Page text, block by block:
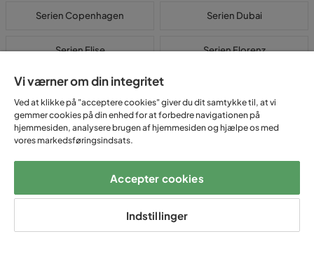
Serien Copenhagen Serien Dubai
Serien Elise Serien Florenz
Serien Menard
Serien Optus Serien Peppe
Billige møbler til alle rum – Kvalitet og komfort
Vi værner om din integritet
Ved at klikke på "acceptere cookies" giver du dit samtykke til, at vi
gemmer cookies på din enhed for at forbedre navigationen på
hjemmesiden, analysere brugen af hjemmesiden og hjælpe os med
vores markedsføringsindsats.
Accepter cookies
Indstillinger